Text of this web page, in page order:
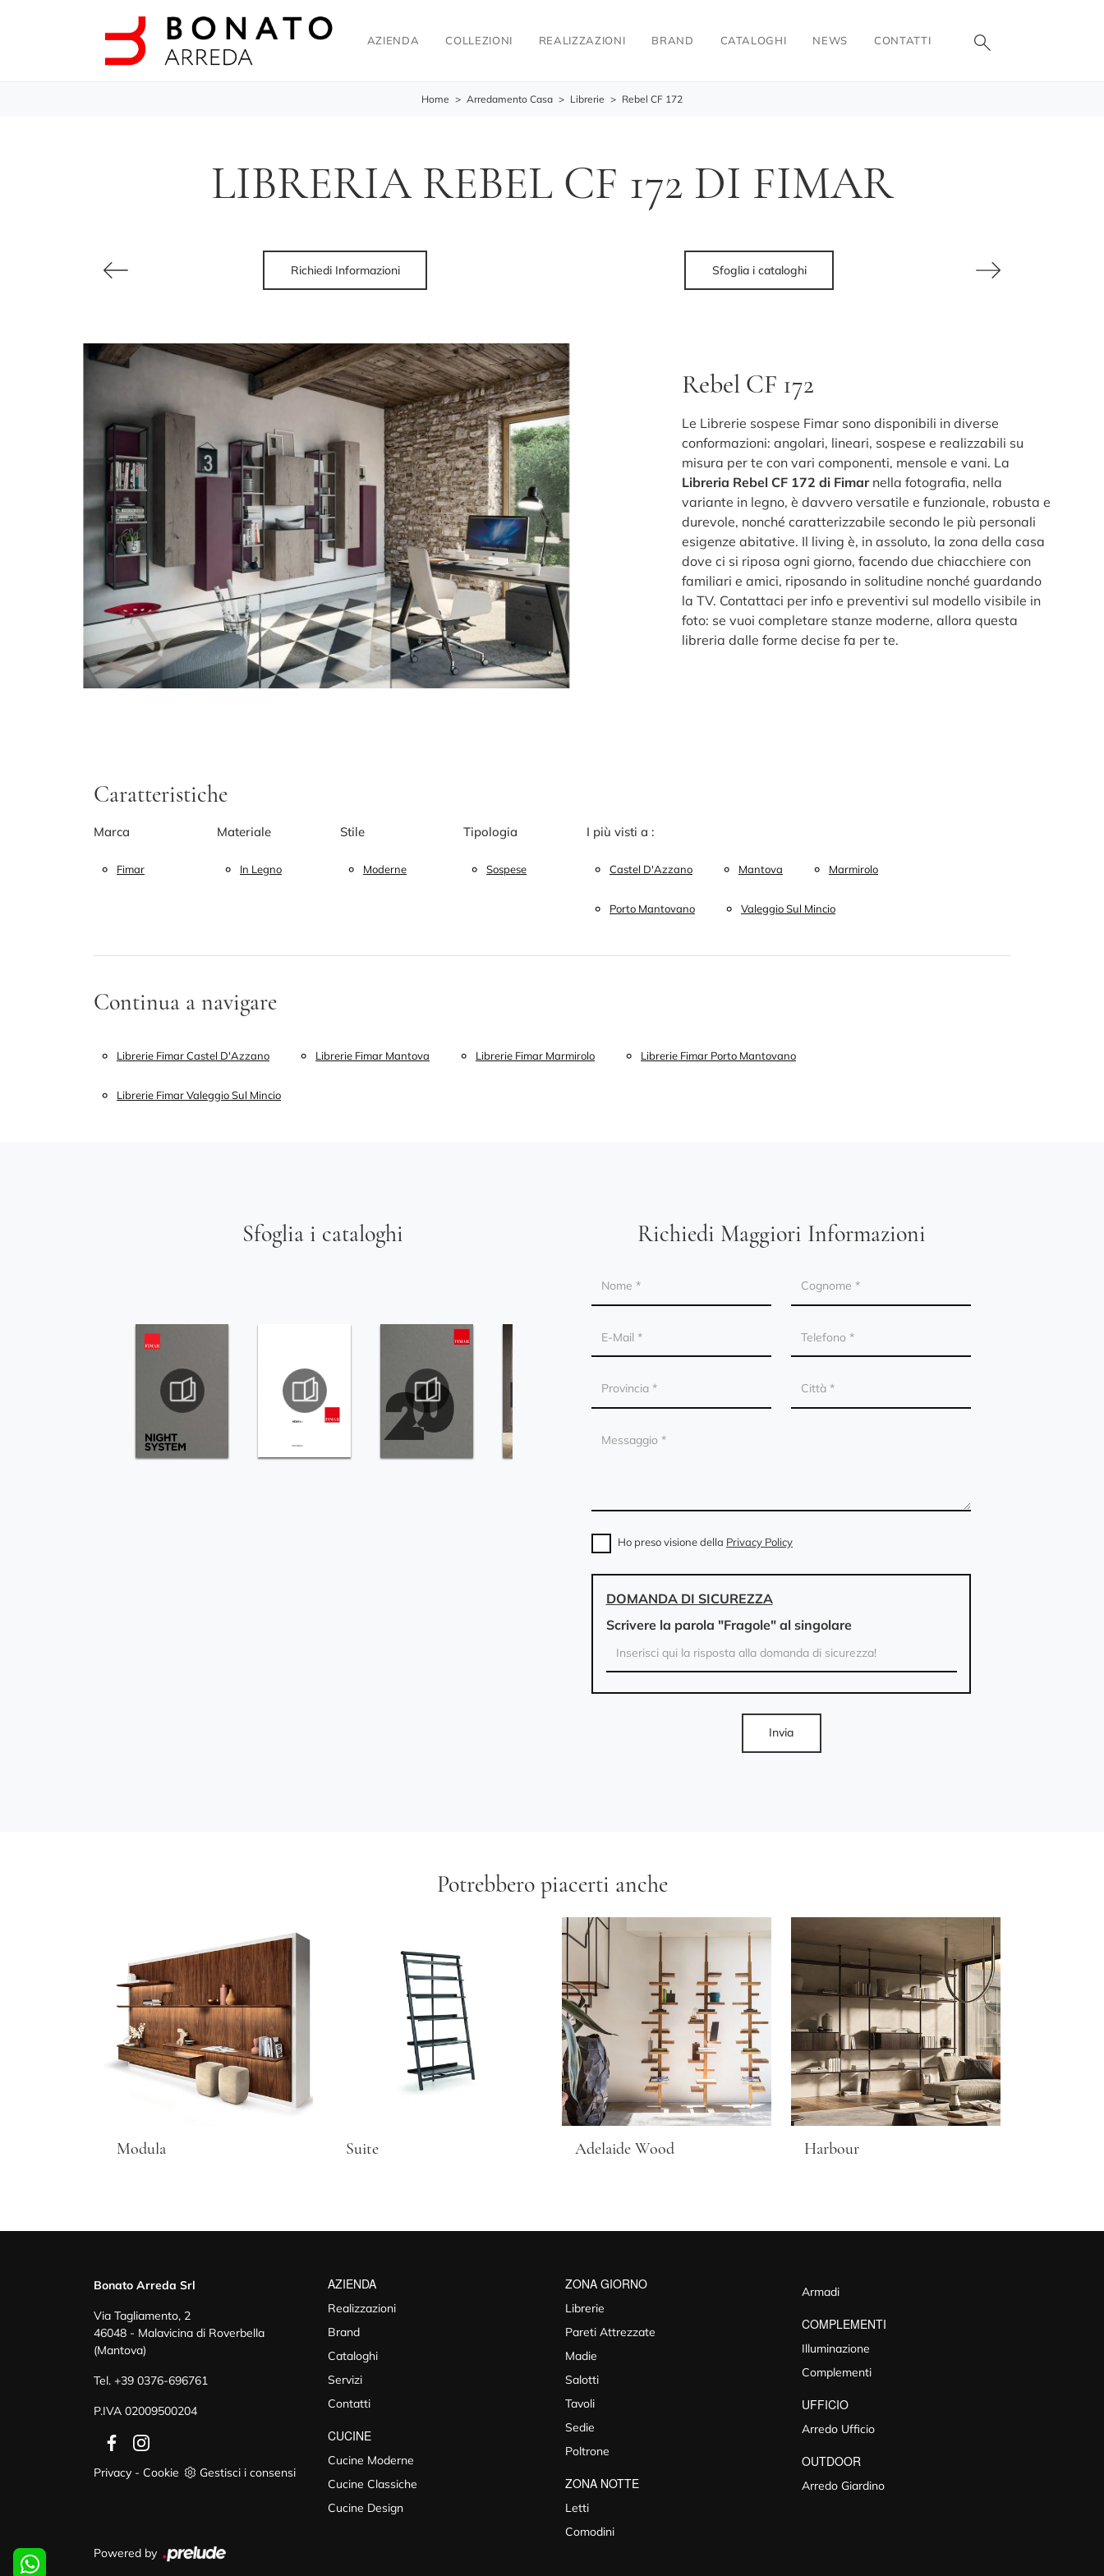
AZIENDA COLLEZIONI REALIZZAZIONI BRAND CATALOGHI NEWS CONTATTI
Home > Arredamento Casa > Librerie > Rebel CF 172
LIBRERIA REBEL CF 172 DI FIMAR
Richiedi Informazioni Sfoglia i cataloghi
Rebel CF 172
Le Librerie sospese Fimar sono disponibili in diverse
conformazioni: angolari, lineari, sospese e realizzabili su
misura per te con vari componenti, mensole e vani. La
Libreria Rebel CF 172 di Fimarnella fotografia, nella
variante in legno, è davvero versatile e funzionale, robusta e
durevole, nonché caratterizzabile secondo le più personali
esigenze abitative. Il living è, in assoluto, la zona della casa
dove ci si riposa ogni giorno, facendo due chiacchiere con
familiari e amici, riposando in solitudine nonché guardando
la TV. Contattaci per info e preventivi sul modello visibile in
foto: se vuoi completare stanze moderne, allora questa
libreria dalle forme decise fa per te.
Caratteristiche
Marca
Fimar
Materiale
In Legno
Stile
Moderne
Tipologia
Sospese
I più visti a :
Castel D'Azzano Mantova Marmirolo
Porto Mantovano Valeggio Sul Mincio
Continua a navigare
Librerie Fimar Castel D'Azzano Librerie Fimar Mantova Librerie Fimar Marmirolo Librerie Fimar Porto Mantovano
Librerie Fimar Valeggio Sul Mincio
Sfoglia i cataloghi Richiedi Maggiori Informazioni
Ho preso visione della Privacy Policy
DOMANDA DI SICUREZZA
Scrivere la parola "Fragole" al singolare
Invia
Potrebbero piacerti anche
Modula Suite Adelaide Wood Harbour
Bonato Arreda Srl
Via Tagliamento, 2
46048 - Malavicina di Roverbella
(Mantova)
Tel. +39 0376-696761
P.IVA 02009500204
Privacy - Cookie Gestisci i consensi
AZIENDA
Realizzazioni
Brand
Cataloghi
Servizi
Contatti
CUCINE
Cucine Moderne
Cucine Classiche
Cucine Design
ZONA GIORNO
Librerie
Pareti Attrezzate
Madie
Salotti
Tavoli
Sedie
Poltrone
ZONA NOTTE
Letti
Comodini
Armadi
COMPLEMENTI
Illuminazione
Complementi
UFFICIO
Arredo Ufficio
OUTDOOR
Arredo Giardino
Powered by